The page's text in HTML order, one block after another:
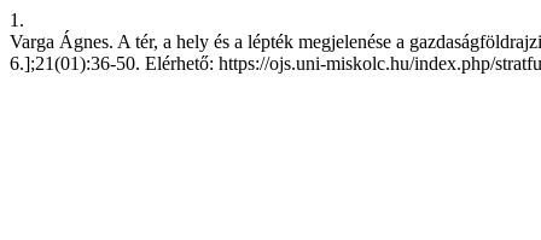
1.
Varga Ágnes. A tér, a hely és a lépték megjelenése a
6.];21(01):36-50. Elérhető: https://ojs.uni-miskolc.hu/index.php/